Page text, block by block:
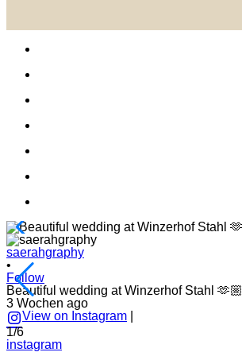
saerahgraphy
•
Follow
Beautiful wedding at Winzerhof Stahl 🫶🏼
3 Wochen ago
View on Instagram
1/6
instagram